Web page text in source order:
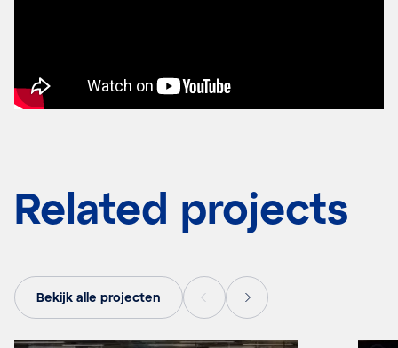
Related projects
Bekijk alle projecten